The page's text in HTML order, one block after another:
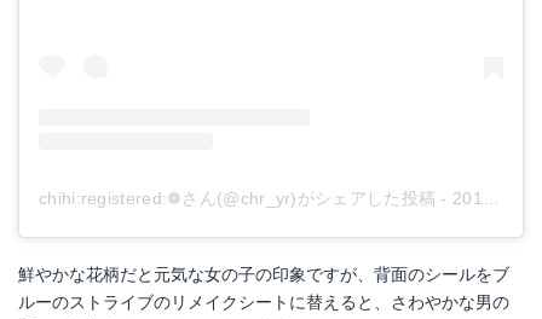
chihi:registered:️❁︎さん(@chr_yr)がシェアした投稿 - 2019年 3月月24日午前1時19分PDT
鮮やかな花柄だと元気な女の子の印象ですが、背面のシールをブ
ルーのストライブのリメイクシートに替えると、さわやかな男の